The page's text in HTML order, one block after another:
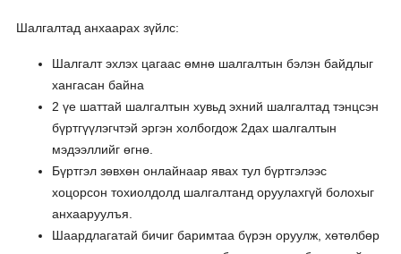
Шалгалтад анхаарах зүйлс:
Шалгалт эхлэх цагаас өмнө шалгалтын бэлэн байдлыг
хангасан байна
2 үе шаттай шалгалтын хувьд эхний шалгалтад тэнцсэн
бүртгүүлэгчтэй эргэн холбогдож 2дах шалгалтын
мэдээллийг өгнө.
Бүртгэл зөвхөн онлайнаар явах тул бүртгэлээс
хоцорсон тохиолдолд шалгалтанд оруулахгүй болохыг
анхааруулъя.
Шаардлагатай бичиг баримтаа бүрэн оруулж, хөтөлбөр